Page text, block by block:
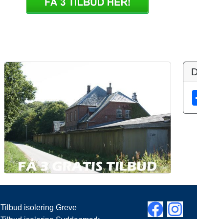
Tilbud isolering Greve